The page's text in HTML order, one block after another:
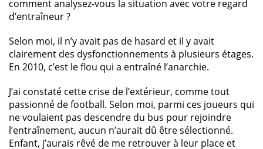
comment analysez-vous la situation avec votre regard
d’entraîneur ?
Selon moi, il n’y avait pas de hasard et il y avait
clairement des dysfonctionnements à plusieurs étages.
En 2010, c’est le flou qui a entraîné l’anarchie.
J’ai constaté cette crise de l’extérieur, comme tout
passionné de football. Selon moi, parmi ces joueurs qui
ne voulaient pas descendre du bus pour rejoindre
l’entraînement, aucun n’aurait dû être sélectionné.
Enfant, j’aurais rêvé de me retrouver à leur place et